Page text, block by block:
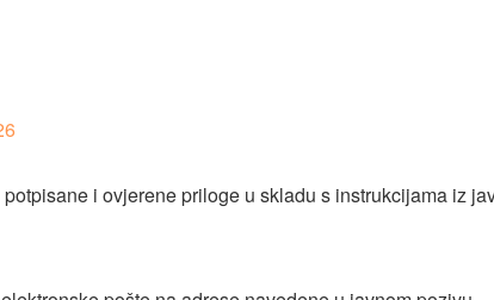
i ovjerene priloge u skladu s instrukcijama iz